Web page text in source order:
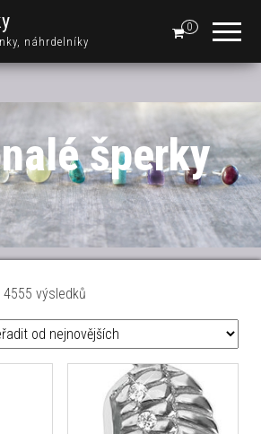
náhrdelníky
0
šperky
výsledků